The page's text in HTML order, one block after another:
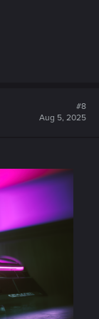
de nous
parfaite.
refléter votre
#8
Aug 5, 2025